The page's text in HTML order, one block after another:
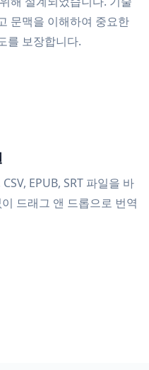
문맥을 이해하여 중요한
를 보장합니다.
EPUB, SRT 파일을 바
드래그 앤 드롭으로 번역